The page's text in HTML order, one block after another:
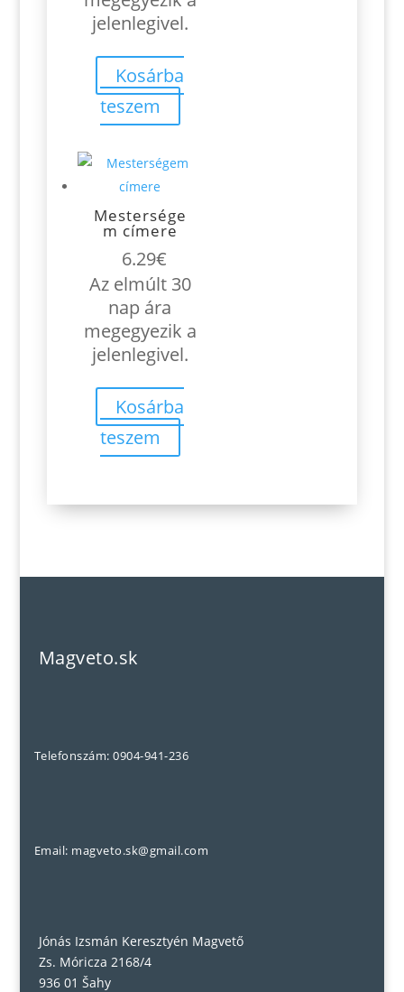
jelenlegivel.
Kosárba
teszem
Mestersége
m címere
6.29€
Az elmúlt 30
nap ára
megegyezik a
jelenlegivel.
Kosárba
teszem
Magveto.sk
Telefonszám: 0904-941-236
Email: magveto.sk@gmail.com
Jónás Izsmán Keresztyén Magvető
Zs. Móricza 2168/4
936 01 Šahy